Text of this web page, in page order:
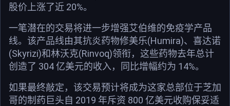
股价上涨了近 20%。
一笔潜在的交易将进一步增强艾伯维的免疫学产品
线。该产品线由其抗炎药物修美乐(Humira)、喜达诺
(Skyrizi)和林沃克(Rinvoq)领衔，这些药物去年总计
创造了 304 亿美元的收入，同比增幅约为 14%。
如果最终敲定，该交易预计将成为这家总部位于芝加
哥的制药巨头自 2019 年斥资 800 亿美元收购保妥适